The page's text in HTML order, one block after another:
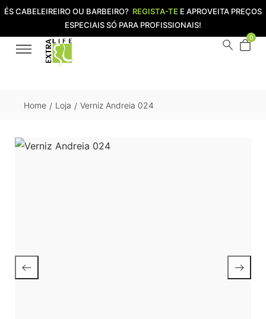
ÉS CABELEIREIRO OU BARBEIRO? REGISTA-TE E APROVEITA PREÇOS
ESPECIAIS SÓ PARA PROFISSIONAIS!
0
Home / Loja / Verniz Andreia 024